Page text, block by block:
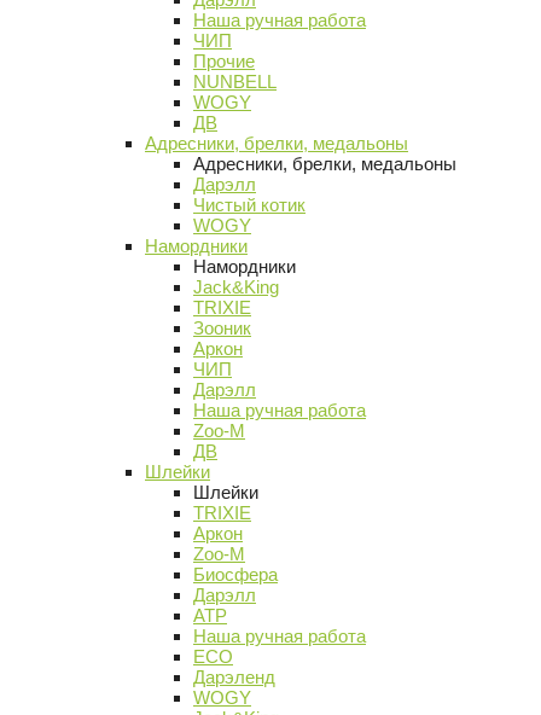
Наша ручная работа
ЧИП
Прочие
NUNBELL
WOGY
ДВ
Адресники, брелки, медальоны
Адресники, брелки, медальоны
Дарэлл
Чистый котик
WOGY
Намордники
Намордники
Jack&King
TRIXIE
Зооник
Аркон
ЧИП
Дарэлл
Наша ручная работа
Zoo-M
ДВ
Шлейки
Шлейки
TRIXIE
Аркон
Zoo-M
Биосфера
Дарэлл
АТР
Наша ручная работа
ECO
Дарэленд
WOGY